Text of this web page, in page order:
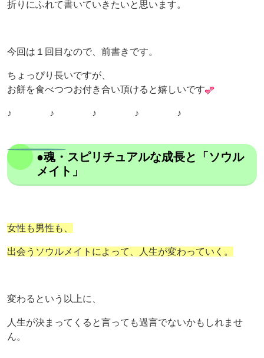
折りにふれて書いていきたいと思います。
今回は１回目なので、前書きです。
ちょっぴり長いですが、
お餅を食べつつお付き合い頂けると嬉しいです
♪ ♪ ♪ ♪ ♪
●魂・スピリチュアルな成長と「ソウル
メイト」
女性も男性も、
出会うソウルメイトによって、人生が変わっていく。
変わるという以上に、
人生が決まってくると言っても過言でないかもしれませ
ん。